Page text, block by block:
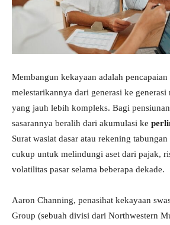
Membangun kekayaan adalah
melestarikannya dari generasi ke generasi
yang jauh lebih kompleks. Bagi
sasarannya beralih dari akumulasi ke
Surat wasiat dasar atau rekening
cukup untuk melindungi aset dari pajak,
volatilitas pasar selama beberapa dekade.
Aaron Channing, penasihat kekayaan
Group (sebuah divisi dari Northwestern